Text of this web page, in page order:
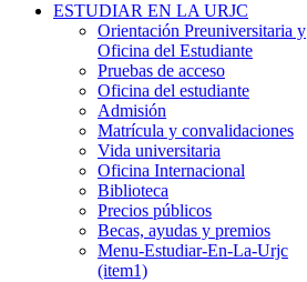
ESTUDIAR EN LA URJC
Orientación Preuniversitaria y
Oficina del Estudiante
Pruebas de acceso
Oficina del estudiante
Admisión
Matrícula y convalidaciones
Vida universitaria
Oficina Internacional
Biblioteca
Precios públicos
Becas, ayudas y premios
Menu-Estudiar-En-La-Urjc
(item1)